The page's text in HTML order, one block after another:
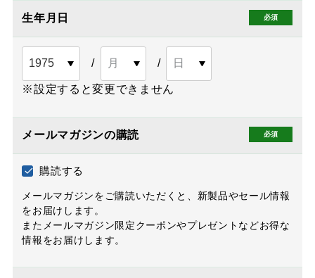
生年月日
※設定すると変更できません
メールマガジンの購読
購読する
メールマガジンをご購読いただくと、新製品やセール情報
をお届けします。
またメールマガジン限定クーポンやプレゼントなどお得な
情報をお届けします。